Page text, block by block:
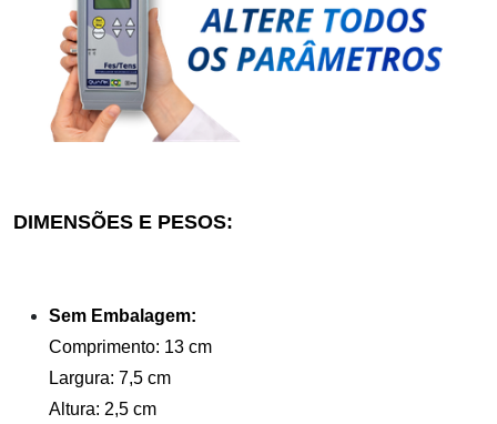
DIMENSÕES E PESOS:
Sem Embalagem:
Comprimento: 13 cm
Largura: 7,5 cm
Altura: 2,5 cm